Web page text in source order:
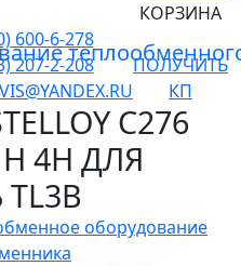
600-6-278
207-2-208
КОРЗИНА
ПОЛУЧИТЬ
КП
C276
4H ДЛЯ
оборудование